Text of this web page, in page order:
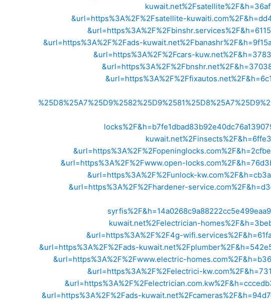
&url=https%3A%2F%2Fsatellite-
&url=https%3A%2F%2Fads-
&url=https%3A%2F%2Fcars-
&url=https%3A%2F%2Fwww.open-
&url=https%3A%2F%2Funlock-
&url=https%3A%2F%2Fhardener-
kuwait.net%2Felectrician-
&url=https%3A%2F%2F4g-
&url=https%3A%2F%2Fads-
&url=https%3A%2F%2Fwww.electric-
&url=https%3A%2F%2Felectrici-
&url=https%3A%2F%2Fads-